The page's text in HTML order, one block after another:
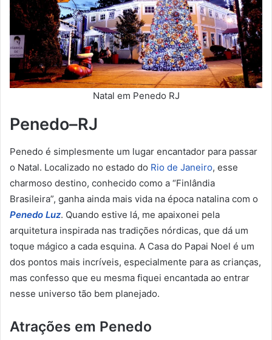
Natal em Penedo RJ
Penedo–RJ
Penedo é simplesmente um lugar encantador para passar
o Natal. Localizado no estado do Rio de Janeiro, esse
charmoso destino, conhecido como a “Finlândia
Brasileira”, ganha ainda mais vida na época natalina com o
Penedo Luz. Quando estive lá, me apaixonei pela
arquitetura inspirada nas tradições nórdicas, que dá um
toque mágico a cada esquina. A Casa do Papai Noel é um
dos pontos mais incríveis, especialmente para as crianças,
mas confesso que eu mesma fiquei encantada ao entrar
nesse universo tão bem planejado.
Atrações em Penedo